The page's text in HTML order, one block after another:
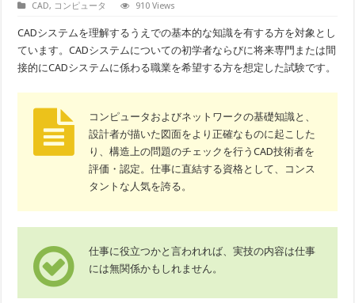
CAD, コンピュータ 910 Views
CADシステムを理解するうえでの基本的な知識を有する方を対象とし
ています。CADシステムについての初学者ならびに将来専門または間
接的にCADシステムに係わる職業を希望する方を想定した試験です。
コンピュータおよびネットワークの基礎知識と、
設計者が描いた図面をより正確なものに起こした
り、構造上の問題のチェックを行うCAD技術者を
評価・認定。仕事に直結する資格として、コンス
タントな人気を誇る。
仕事に役立つかと言われれば、実技の内容は仕事
には無関係かもしれません。